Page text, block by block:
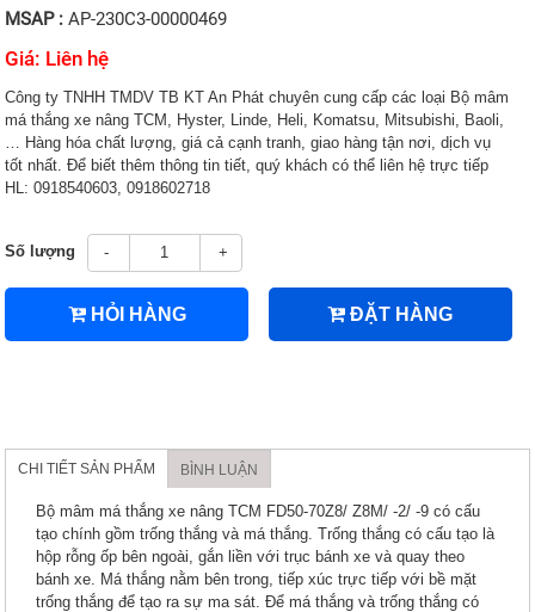
MSAP :AP-230C3-00000469
Giá: Liên hệ
Công ty TNHH TMDV TB KT An Phát chuyên cung cấp các loại Bộ mâm
má thắng xe nâng TCM, Hyster, Linde, Heli, Komatsu, Mitsubishi, Baoli,
… Hàng hóa chất lượng, giá cả cạnh tranh, giao hàng tận nơi, dịch vụ
tốt nhất. Để biết thêm thông tin tiết, quý khách có thể liên hệ trực tiếp
HL: 0918540603, 0918602718
Số lượng - +
HỎI HÀNG ĐẶT HÀNG
CHI TIẾT SẢN PHẨM BÌNH LUẬN
Bộ mâm má thắng xe nâng TCM FD50-70Z8/ Z8M/ -2/ -9 có cấu
tạo chính gồm trống thắng và má thắng. Trống thắng có cấu tạo là
hộp rỗng ốp bên ngoài, gắn liền với trục bánh xe và quay theo
bánh xe. Má thắng nằm bên trong, tiếp xúc trực tiếp với bề mặt
trống thắng để tạo ra sự ma sát. Để má thắng và trống thắng có